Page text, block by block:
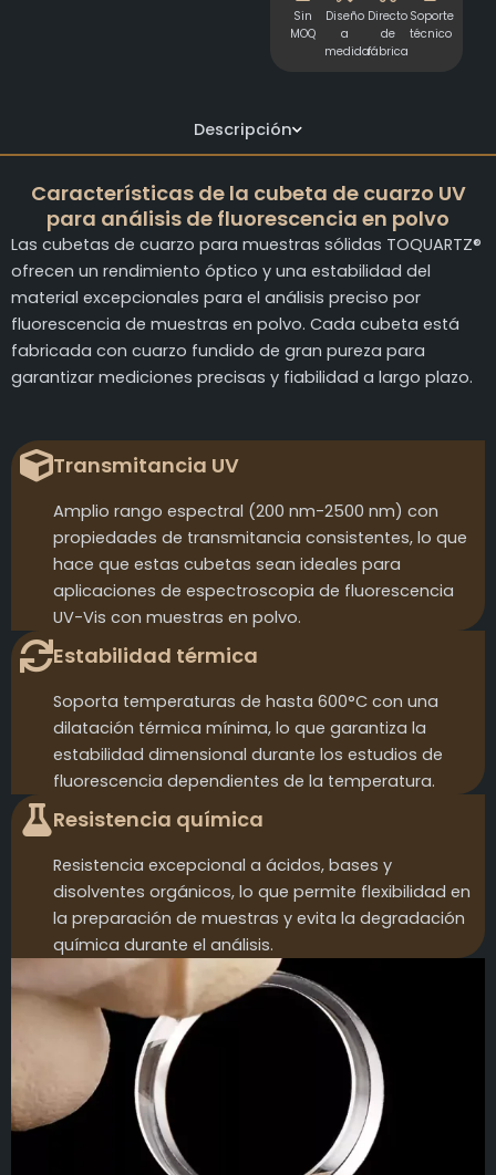
Sin
MOQ
Diseño
a
medida
Directo
de
fábrica
Soporte
técnico
Descripción
Características de la cubeta de cuarzo UV
para análisis de fluorescencia en polvo
Las cubetas de cuarzo para muestras sólidas TOQUARTZ®
ofrecen un rendimiento óptico y una estabilidad del
material excepcionales para el análisis preciso por
fluorescencia de muestras en polvo. Cada cubeta está
fabricada con cuarzo fundido de gran pureza para
garantizar mediciones precisas y fiabilidad a largo plazo.
Transmitancia UV
Amplio rango espectral (200 nm-2500 nm) con
propiedades de transmitancia consistentes, lo que
hace que estas cubetas sean ideales para
aplicaciones de espectroscopia de fluorescencia
UV-Vis con muestras en polvo.
Estabilidad térmica
Soporta temperaturas de hasta 600°C con una
dilatación térmica mínima, lo que garantiza la
estabilidad dimensional durante los estudios de
fluorescencia dependientes de la temperatura.
Resistencia química
Resistencia excepcional a ácidos, bases y
disolventes orgánicos, lo que permite flexibilidad en
la preparación de muestras y evita la degradación
química durante el análisis.